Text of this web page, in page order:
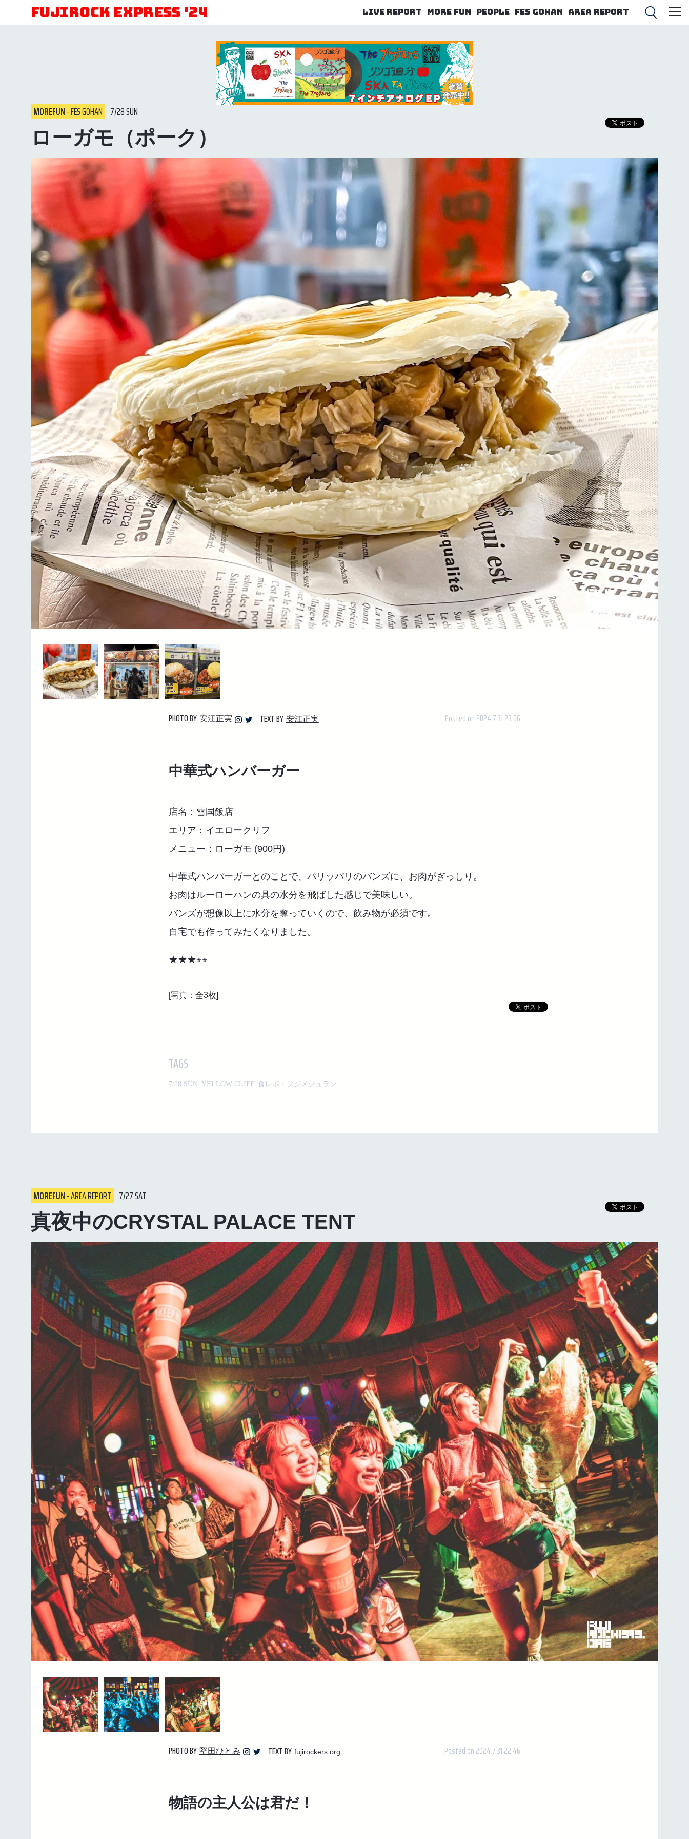
FUJIROCK EXPRESS '24 LIVE REPORT MORE FUN PEOPLE FES GOHAN AREA REPORT
MOREFUN- FES GOHAN 7/28 SUN
ローガモ（ポーク）
PHOTO BY 安江正実 TEXT BY 安江正実 Posted on 2024.7.31 23:06
中華式ハンバーガー
店名：雪国飯店
エリア：イエロークリフ
メニュー：ローガモ (900円)
中華式ハンバーガーとのことで、パリッパリのバンズに、お肉がぎっしり。
お肉はルーローハンの具の水分を飛ばした感じで美味しい。
バンズが想像以上に水分を奪っていくので、飲み物が必須です。
自宅でも作ってみたくなりました。
★★★⭐︎⭐︎
[写真：全3枚]
TAGS
7/28 SUN YELLOW CLIFF 食レポ：フジメシュラン
MOREFUN- AREA REPORT 7/27 SAT
真夜中のCRYSTAL PALACE TENT
PHOTO BY 堅田ひとみ TEXT BY fujirockers.org Posted on 2024.7.31 22:46
物語の主人公は君だ！